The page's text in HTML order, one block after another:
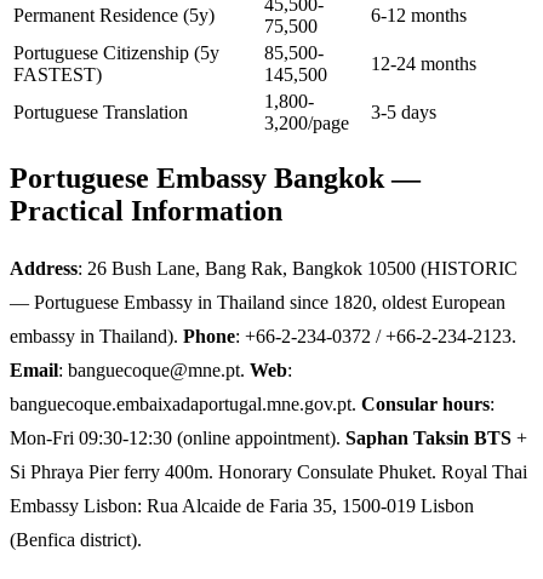
Permanent Residence (5y)
75,500
6-12 months
Portuguese Citizenship (5y
FASTEST)
85,500-
145,500
12-24 months
Portuguese Translation
1,800-
3,200/page
3-5 days
Portuguese Embassy Bangkok —
Practical Information
Address: 26 Bush Lane, Bang Rak, Bangkok 10500 (HISTORIC
— Portuguese Embassy in Thailand since 1820, oldest European
embassy in Thailand). Phone: +66-2-234-0372 / +66-2-234-2123.
Email: banguecoque@mne.pt. Web:
banguecoque.embaixadaportugal.mne.gov.pt. Consular hours:
Mon-Fri 09:30-12:30 (online appointment). Saphan Taksin BTS +
Si Phraya Pier ferry 400m. Honorary Consulate Phuket. Royal Thai
Embassy Lisbon: Rua Alcaide de Faria 35, 1500-019 Lisbon
(Benfica district).